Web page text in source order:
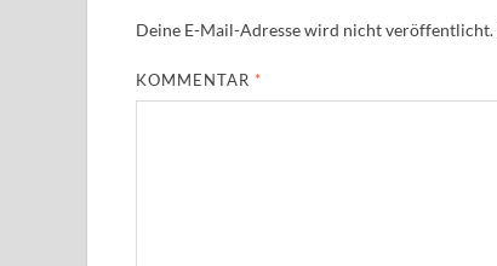
Deine E-Mail-Adresse wird nicht veröffentlicht.
KOMMENTAR *